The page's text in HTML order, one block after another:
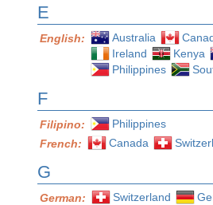
E
English: Australia
Ireland
Kenya
Philippines
F
Filipino:
Philippines
French:
Canada
G
German: Switzerland